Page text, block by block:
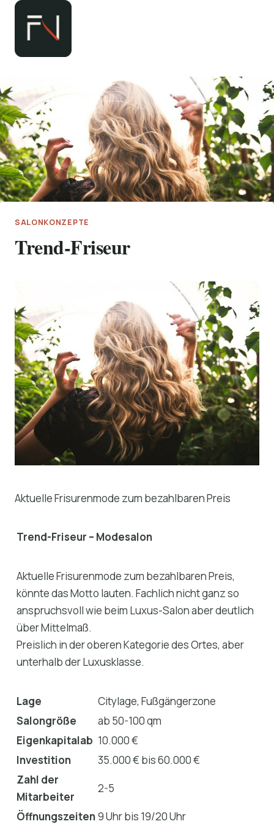
Zum
springen
SALONKONZEPTE
Trend-Friseur
Aktuelle Frisurenmode zum bezahlbaren Preis
Trend-Friseur – Modesalon
Aktuelle Frisurenmode zum bezahlbaren Preis,
könnte das Motto lauten. Fachlich nicht ganz so
anspruchsvoll wie beim Luxus-Salon aber deutlich
über Mittelmaß.
Preislich in der oberen Kategorie des Ortes, aber
unterhalb der Luxusklasse.
Lage
Citylage, Fußgängerzone
Salongröße
ab 50-100 qm
Eigenkapitalab 10.000 €
Investition
35.000 € bis 60.000 €
Zahl der
Mitarbeiter
2-5
Öffnungszeiten9 Uhr bis 19/20 Uhr